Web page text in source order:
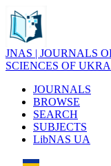
JNAS | JOURNALS
SCIENCES OF
JOURNALS
BROWSE
SEARCH
SUBJECTS
LibNAS UA